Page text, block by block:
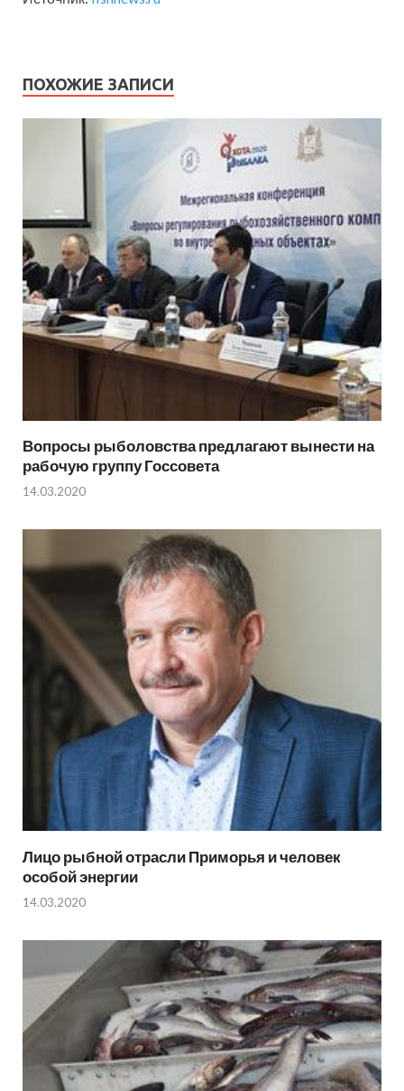
ПОХОЖИЕ ЗАПИСИ
Вопросы рыболовства предлагают вынести на
рабочую группу Госсовета
14.03.2020
Лицо рыбной отрасли Приморья и человек
особой энергии
14.03.2020